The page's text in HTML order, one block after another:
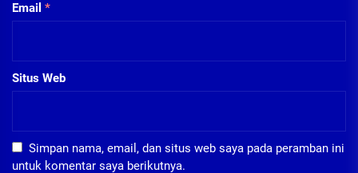
Email *
Situs Web
Simpan nama, email, dan situs web saya pada peramban ini
untuk komentar saya berikutnya.